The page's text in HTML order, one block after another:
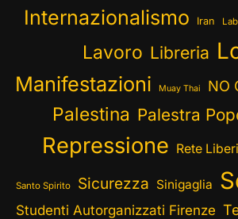
Internazionalismo Iran
Lavoro Libreria
Manifestazioni Muay Thai NO
Palestina Palestra
Repressione Rete
Santo Spirito Sicurezza Sinigaglia
Studenti Autorganizzati Firenze